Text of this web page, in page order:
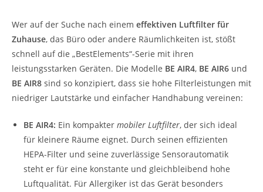
Wer auf der Suche nach einem effektiven Luftfilter für
Zuhause, das Büro oder andere Räumlichkeiten ist, stößt
schnell auf die „BestElements“-Serie mit ihren
leistungsstarken Geräten. Die Modelle BE AIR4, BE AIR6 und
BE AIR8 sind so konzipiert, dass sie hohe Filterleistungen mit
niedriger Lautstärke und einfacher Handhabung vereinen:
BE AIR4: Ein kompakter mobiler Luftfilter, der sich ideal
für kleinere Räume eignet. Durch seinen effizienten
HEPA-Filter und seine zuverlässige Sensorautomatik
steht er für eine konstante und gleichbleibend hohe
Luftqualität. Für Allergiker ist das Gerät besonders